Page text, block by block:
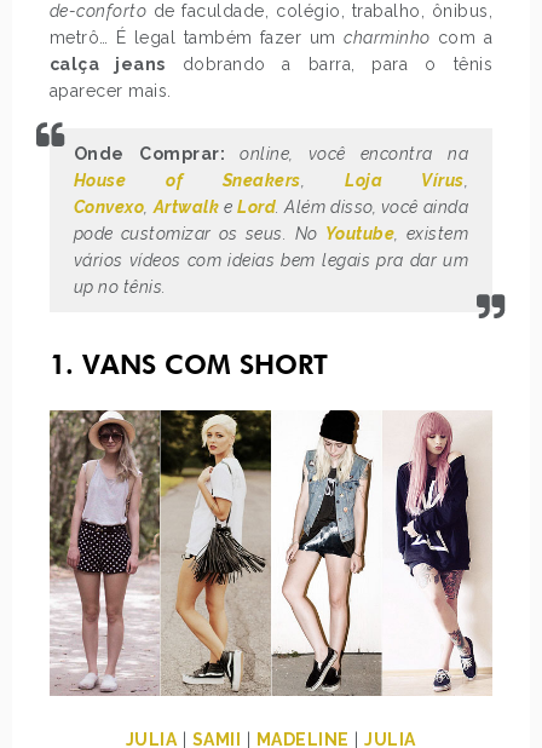
de-conforto de faculdade, colégio, trabalho, ônibus,
metrô… É legal também fazer umcharminho com a
calça jeans dobrando a barra, para o tênis
aparecer mais.
Onde Comprar: online, você encontra na
House of Sneakers,Loja Vírus,
Convexo,Artwalk eLord. Além disso, você ainda
pode customizar os seus. No Youtube, existem
vários vídeos com ideias bem legais pra dar um
up no tênis.
1. VANS COM SHORT
JULIA SAMII MADELINE |JULIA